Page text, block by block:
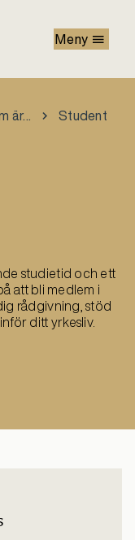
Meny
är... Student
studietid och ett
att bli medlem i
rådgivning, stöd
ditt yrkesliv.